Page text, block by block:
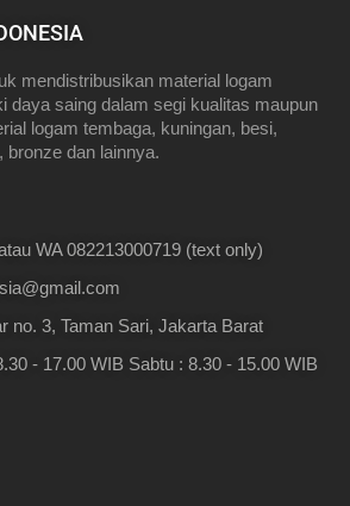
mendistribusikan material logam
daya saing dalam segi kualitas maupun
logam tembaga, kuningan, besi,
dan lainnya.
WA 082213000719 (text only)
no. 3, Taman Sari, Jakarta Barat
- 17.00 WIB Sabtu : 8.30 - 15.00 WIB